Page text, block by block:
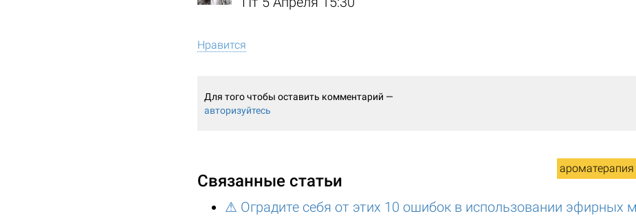
Нравится
Для того чтобы оставить комментарий —
авторизуйтесь
ароматерапия
Связанные статьи
⚠ Оградите себя от этих 10 ошибок в использовании эфирных